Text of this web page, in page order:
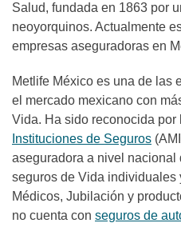
Salud, fundada en 1863 por
neoyorquinos. Actualmente
empresas aseguradoras en
Metlife México es una de las
el mercado mexicano con
Vida. Ha sido reconocida por
Instituciones de Seguros
aseguradora a nivel nacional
seguros de Vida individuales
Médicos, Jubilación y
no cuenta con seguros de